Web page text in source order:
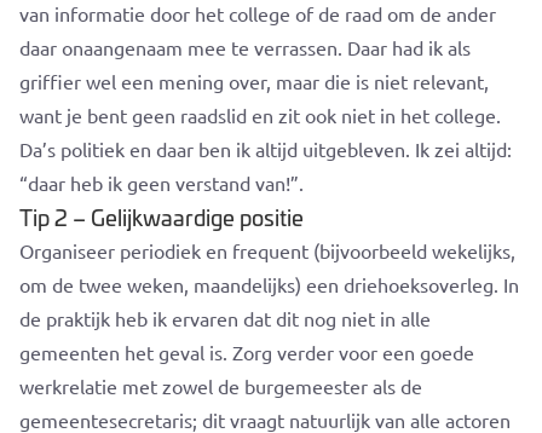
van informatie door het college of de raad om de ander
daar onaangenaam mee te verrassen. Daar had ik als
griffier wel een mening over, maar die is niet relevant,
want je bent geen raadslid en zit ook niet in het college.
Da’s politiek en daar ben ik altijd uitgebleven. Ik zei altijd:
“daar heb ik geen verstand van!”.
Tip 2 – Gelijkwaardige positie
Organiseer periodiek en frequent (bijvoorbeeld wekelijks,
om de twee weken, maandelijks) een driehoeksoverleg. In
de praktijk heb ik ervaren dat dit nog niet in alle
gemeenten het geval is. Zorg verder voor een goede
werkrelatie met zowel de burgemeester als de
gemeentesecretaris; dit vraagt natuurlijk van alle actoren